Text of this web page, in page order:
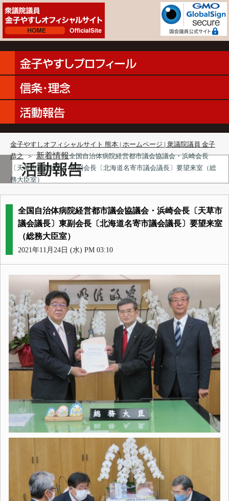
金子やすしオフィシャルサイト 熊本 | ホームページ | 衆議院議員 金子
恭之 ＞ 新着情報全国自治体病院経営都市議会協議会・浜崎会長
〔天草市議会議長〕東副会長〔北海道名寄市議会議長〕要望来室（総
務大臣室）
全国自治体病院経営都市議会協議会・浜崎会長〔天草市
議会議長〕東副会長〔北海道名寄市議会議長〕要望来室
（総務大臣室）
2021年11月24日 (水) PM 03:10